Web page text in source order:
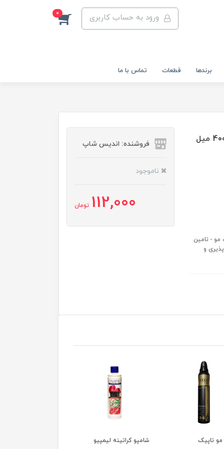
ورود به حساب کاربری 0
برندها قطعات تماس با ما
شامپو تقویت کننده ,براق کننده و احیا کننده سر فولیکا 400 میل
مو - تامین
و
فروشنده: اندیس شاپ
ناموجود
112,000 تومان
کراتینه لیمپیو
کراتین دبل چاکلت کاکائو